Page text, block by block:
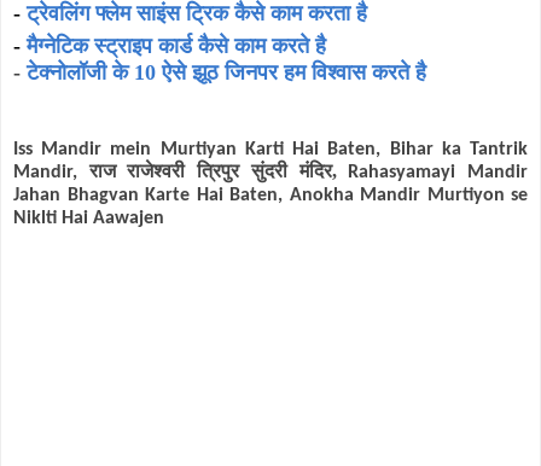
-ट्रेवलिंग फ्लेम साइंस ट्रिक कैसे काम करता है
-मैग्नेटिक स्ट्राइप कार्ड कैसे काम करते है
-टेक्नोलॉजी के 10 ऐसे झूठ जिनपर हम विश्वास करते है
Iss Mandir mein Murtiyan Karti Hai Baten, Bihar ka Tantrik
Mandir,राज राजेश्वरी त्रिपुर सुंदरी मंदिर,Rahasyamayi Mandir
Jahan Bhagvan Karte Hai Baten, Anokha Mandir Murtiyon se
Niklti Hai Aawajen